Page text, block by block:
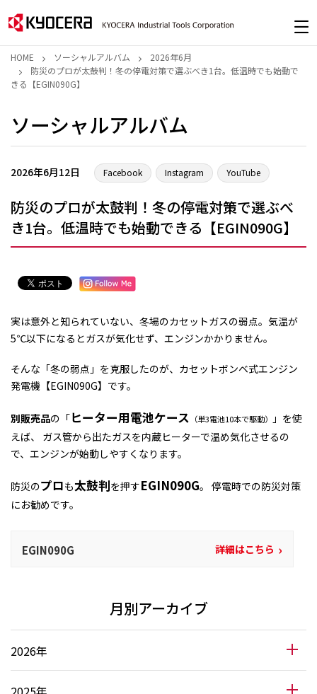
HOME ソーシャルアルバム
2026年6月
防災のプロが太鼓判！冬の停電対策で選ぶべき1台。低温時でも始動で
きる【EGIN090G】
ソーシャルアルバム
2026年6月12日 Facebook Instagram YouTube
防災のプロが太鼓判！冬の停電対策で選ぶべ
き1台。低温時でも始動できる【EGIN090G】
実は意外と知られていない、冬場のカセットガスの弱点。気温が
5℃以下になるとガスが気化せず、エンジンかかりません。
そんな「冬の弱点」を克服したのが、カセットボンベ式エンジン
発電機【EGIN090G】です。
別販売品の「ヒーター用電池ケース （単3電池10本で駆動）
」を使
えば、 ガス管から出たガスを内蔵ヒーターで温め気化させるの
で、エンジンが始動しやすくなります。
防災のプロも太鼓判を押すEGIN090G。 停電時での防災対策
にお勧めです。
EGIN090G 詳細はこちら ›
月別アーカイブ
2026年